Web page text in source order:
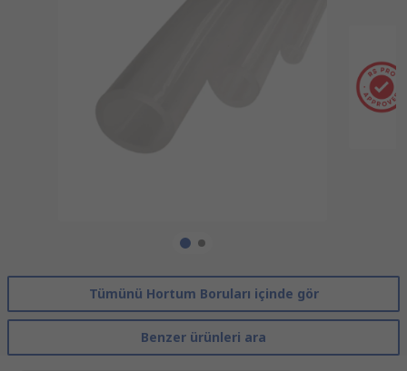
Tümünü Hortum Boruları içinde gör
Benzer ürünleri ara